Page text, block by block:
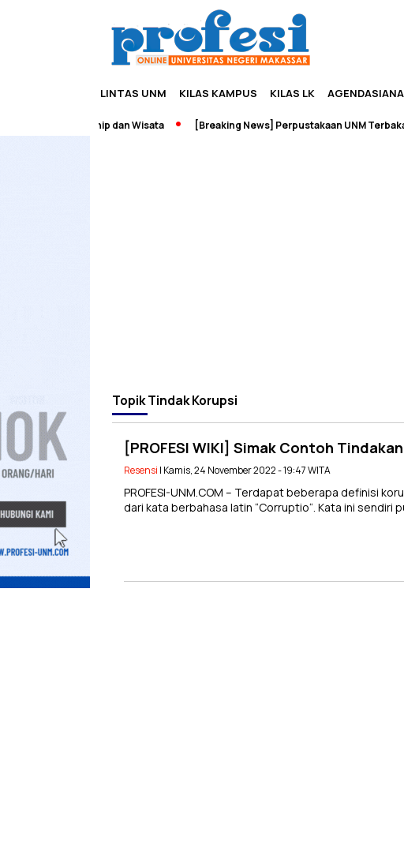
LINTAS UNM KILAS KAMPUS KILAS LK AGENDASIANA
Edupreneurship dan Wisata [Breaking News] Perpustakaan UNM Terbakar
TopikTindak Korupsi
[PROFESI WIKI] Simak Contoh
Resensi | Kamis, 24 November 2022 - 19:47 WITA
PROFESI-UNM.COM – Terdapat beberapa definisi
dari kata berbahasa latin “Corruptio“. Kata ini sendiri